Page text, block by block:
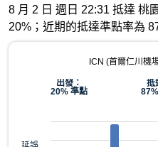
8 月 2 日 週日 22:31 抵達 桃
20%；近期的抵達準點率為
ICN (首爾仁川機
出發：
20% 準點
抵